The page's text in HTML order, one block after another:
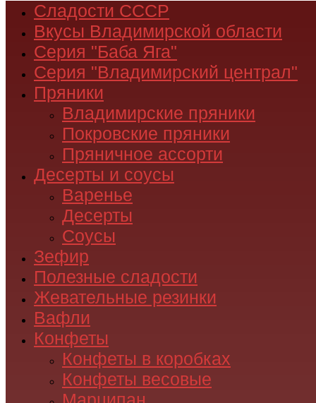
Сладости СССР
Вкусы Владимирской области
Серия "Баба Яга"
Серия "Владимирский централ"
Пряники
Владимирские пряники
Покровские пряники
Пряничное ассорти
Десерты и соусы
Варенье
Десерты
Соусы
Зефир
Полезные сладости
Жевательные резинки
Вафли
Конфеты
Конфеты в коробках
Конфеты весовые